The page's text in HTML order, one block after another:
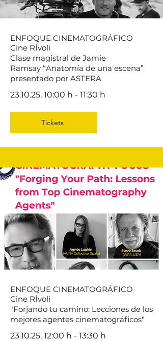
ENFOQUE CINEMATOGRÁFICO
Cine RÍvoli
Clase magistral de Jamie
Ramsay “Anatomía de una escena”
presentado por ASTERA
23.10.25, 10:00 h - 11:30 h
Tickets
ENFOQUE CINEMATOGRÁFICO
Cine RÍvoli
"Forjando tu camino: Lecciones de los
mejores agentes cinematográficos"
23.10.25, 12:00 h - 13:30 h